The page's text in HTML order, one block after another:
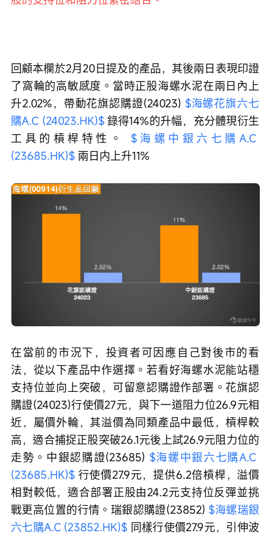
回顧本欄於2月20日提及的產品，其後兩日表現印證
了窩輪的高敏感度。當時正股海螺水泥在兩日內上
升2.02%，帶動花旗認購證(24023) $海螺花旗六七
購A.C (24023.HK)$ 錄得14%的升幅，充分體現衍生
工具的槓桿特性。 $海螺中銀六七購A.C
(23685.HK)$ 兩日内上升11%
在當前的市況下，投資者可因應自己對後市的看
法，從以下產品中作選擇。若看好海螺水泥能站穩
支持位並向上突破，可留意認購證作部署。花旗認
購證(24023)行使價27元，與下一道阻力位26.9元相
近，屬價外輪，其溢價為同類產品中最低，槓桿較
高，適合捕捉正股突破26.1元後上試26.9元阻力位的
走勢。中銀認購證(23685) $海螺中銀六七購A.C
(23685.HK)$ 行使價27.9元，提供6.2倍槓桿，溢價
相對較低，適合部署正股由24.2元支持位反彈並挑
戰更高位置的行情。瑞銀認購證(23852) $海螺瑞銀
六七購A.C (23852.HK)$ 同樣行使價27.9元，引伸波